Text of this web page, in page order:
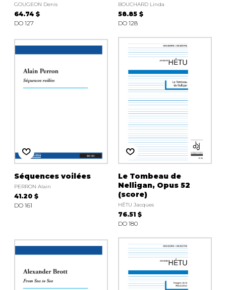
GOUGEON Denis
64.74 $
DO 127
BOUCHARD Linda
58.85 $
DO 128
Séquences voilées
PERRON Alain
41.20 $
DO 161
Le Tombeau de
Nelligan, Opus 52
(score)
HÉTU Jacques
76.51 $
DO 180